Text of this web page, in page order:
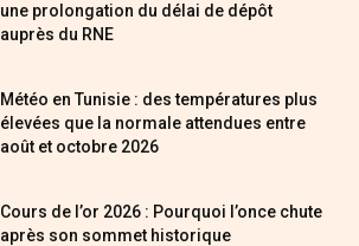
une prolongation du délai de dépôt
auprès du RNE
Météo en Tunisie : des températures plus
élevées que la normale attendues entre
août et octobre 2026
Cours de l’or 2026 : Pourquoi l’once chute
après son sommet historique